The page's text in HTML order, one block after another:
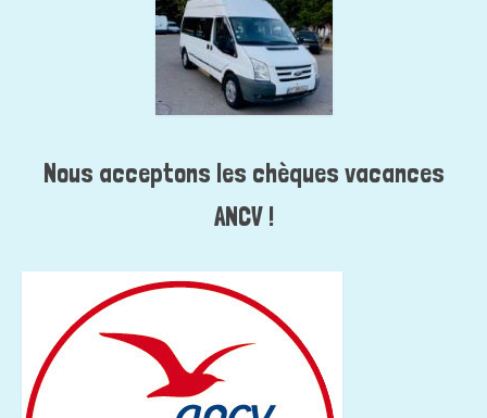
Nous acceptons les chèques vacances
ANCV !